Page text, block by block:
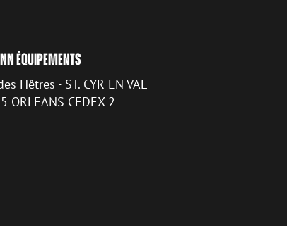
ÉQUIPEMENTS
Hêtres - ST. CYR EN VAL
ORLEANS CEDEX 2